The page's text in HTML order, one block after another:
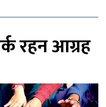
रहन आग्रह